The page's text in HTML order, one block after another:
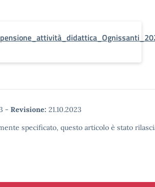
- Revisione: 21.10.2023
specificato, questo articolo è stato